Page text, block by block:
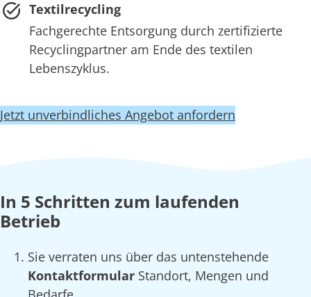
Textilrecycling
Fachgerechte Entsorgung durch zertifizierte
Recyclingpartner am Ende des textilen
Lebenszyklus.
Jetzt unverbindliches Angebot anfordern
In 5 Schritten zum laufenden
Betrieb
Sie verraten uns über das untenstehende
Kontaktformular Standort, Mengen und